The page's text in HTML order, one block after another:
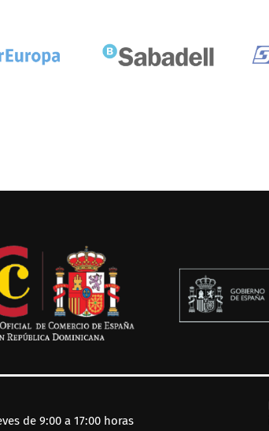
de 9:00 a 17:00 horas